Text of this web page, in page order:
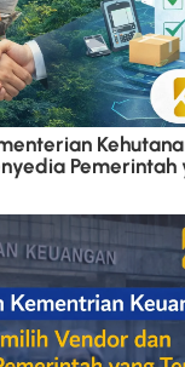
Pemerintah